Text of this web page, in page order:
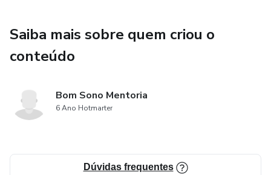
Saiba mais sobre quem criou o
conteúdo
Bom Sono Mentoria
6 Ano Hotmarter
Dúvidas frequentes